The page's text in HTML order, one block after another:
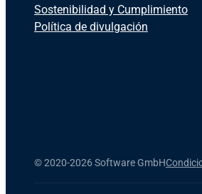
Sostenibilidad y Cumplimiento
Política de divulgación
©2020-2026 Software GmbH